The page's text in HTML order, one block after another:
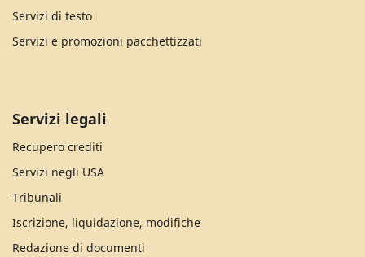
Servizi di testo
Servizi e promozioni pacchettizzati
Servizi legali
Recupero crediti
Servizi negli USA
Tribunali
Iscrizione, liquidazione, modifiche
Redazione di documenti